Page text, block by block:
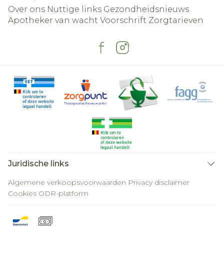
Over ons Nuttige links Gezondheidsnieuws
Apotheker van wacht Voorschrift Zorgtarieven
Juridische links
Algemene verkoopsvoorwaarden Privacy disclaimer
Cookies ODR-platform